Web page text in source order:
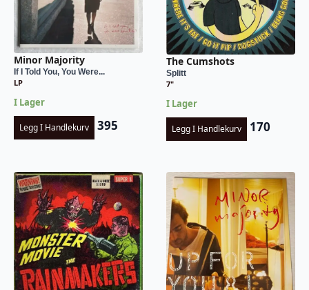
Minor Majority
If I Told You, You Were...
LP
I Lager
Legg I Handlekurv 395
The Cumshots
Splitt
7"
I Lager
Legg I Handlekurv 170